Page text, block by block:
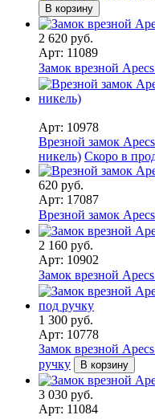
В корзину
2 620 руб.
Арт: 11089
Замок врезной
Арт: 10978
Врезной замок
никель) Скоро в
620 руб.
Арт: 17087
Врезной замок
2 160 руб.
Арт: 10902
Замок врезной
1 300 руб.
Арт: 10778
Замок врезной
ручку
В корзину
3 030 руб.
Арт: 11084